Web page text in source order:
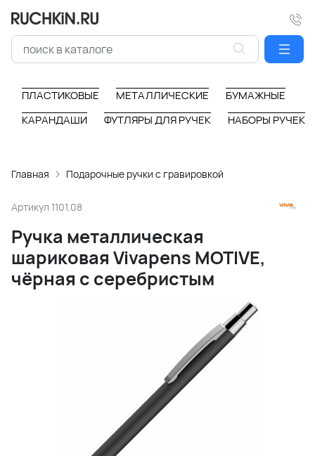
ПЛАСТИКОВЫЕ МЕТАЛЛИЧЕСКИЕ
БУМАЖНЫЕ
КАРАНДАШИ
ФУТЛЯРЫ ДЛЯ РУЧЕК НАБОРЫ РУЧЕК
Главная Подарочные ручки с гравировкой
Артикул 1101.08
Ручка металлическая
шариковая Vivapens MOTIVE,
чёрная с серебристым